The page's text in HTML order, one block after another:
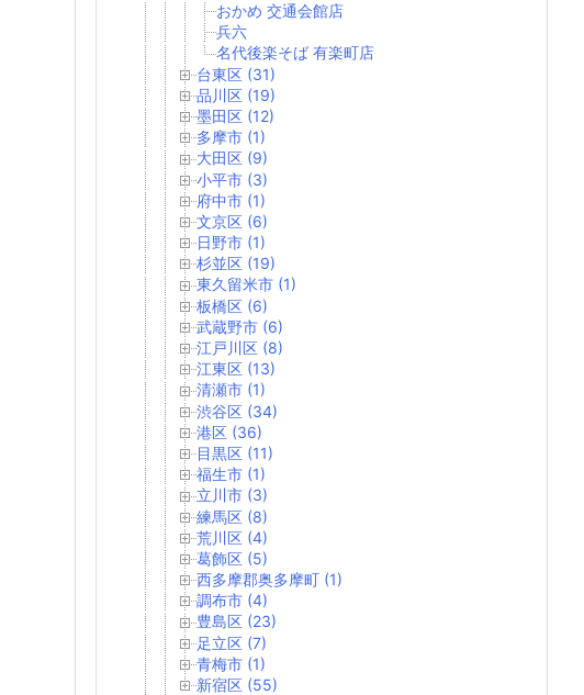
おかめ 交通会館店
兵六
名代後楽そば 有楽町店
台東区 (31)
品川区 (19)
墨田区 (12)
多摩市 (1)
大田区 (9)
小平市 (3)
府中市 (1)
文京区 (6)
日野市 (1)
杉並区 (19)
東久留米市 (1)
板橋区 (6)
武蔵野市 (6)
江戸川区 (8)
江東区 (13)
清瀬市 (1)
渋谷区 (34)
港区 (36)
目黒区 (11)
福生市 (1)
立川市 (3)
練馬区 (8)
荒川区 (4)
葛飾区 (5)
西多摩郡奥多摩町 (1)
調布市 (4)
豊島区 (23)
足立区 (7)
青梅市 (1)
新宿区 (55)